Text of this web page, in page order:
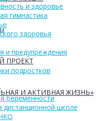
ПРОЕКТ
И АКТИВНАЯ ЖИЗНЬ»
и здоровье
гимнастика
здоровья
и предупреждения
подростков
беременности
дистанционной школе